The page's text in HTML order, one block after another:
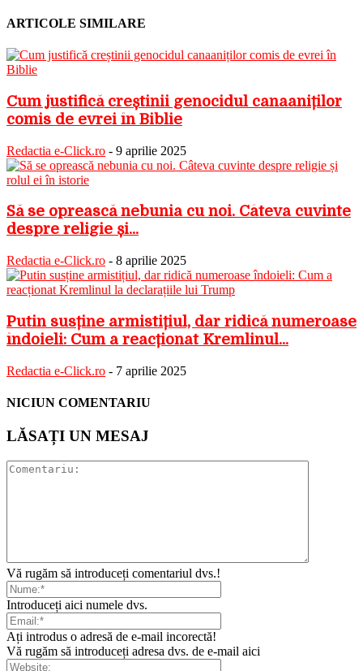
ARTICOLE SIMILARE
Cum justifică creștinii genocidul canaaniților
comis de evrei în Biblie
Redactia e-Click.ro - 9 aprilie 2025
Să se oprească nebunia cu noi. Câteva cuvinte
despre religie și...
Redactia e-Click.ro - 8 aprilie 2025
Putin susține armistițiul, dar ridică numeroase
îndoieli: Cum a reacționat Kremlinul...
Redactia e-Click.ro - 7 aprilie 2025
NICIUN COMENTARIU
LĂSAȚI UN MESAJ
Vă rugăm să introduceți comentariul dvs.!
Introduceți aici numele dvs.
Ați introdus o adresă de e-mail incorectă!
Vă rugăm să introduceți adresa dvs. de e-mail aici